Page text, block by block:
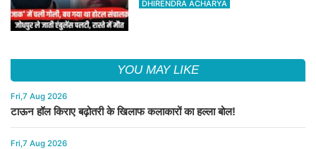
DHIRENDRA ACHARYA
YOU MAY LIKE
Fri,7 Aug 2026
टाऊन हॉल किराए बढ़ोतरी के खिलाफ कलाकारों का हल्ला बोल!
Fri,7 Aug 2026